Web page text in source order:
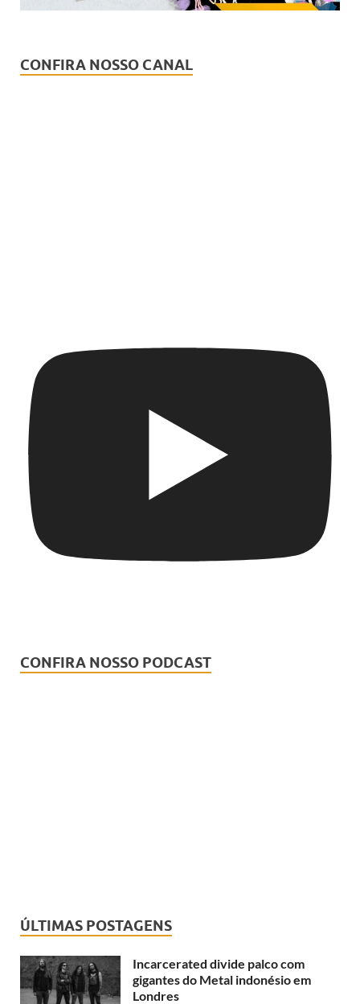
CONFIRA NOSSO CANAL
CONFIRA NOSSO PODCAST
ÚLTIMAS POSTAGENS
Incarcerated divide palco com
gigantes do Metal indonésio em
Londres